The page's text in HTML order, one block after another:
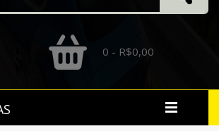
0 - R$0,00